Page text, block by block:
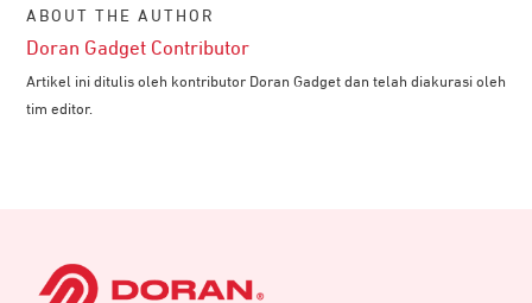
ABOUT THE AUTHOR
Doran Gadget Contributor
Artikel ini ditulis oleh kontributor Doran Gadget dan telah diakurasi oleh
tim editor.